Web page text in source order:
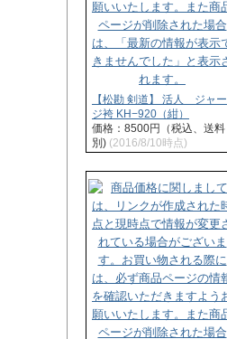
【松勘 剣道】 活人 ジャー
ジ袴 KH−920（紺）
価格：8500円（税込、送料
別) (2016/8/10時点)